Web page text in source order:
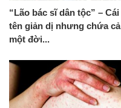
“Lão bác sĩ dân tộc” – Cái
tên giản dị nhưng chứa cả
một đời...